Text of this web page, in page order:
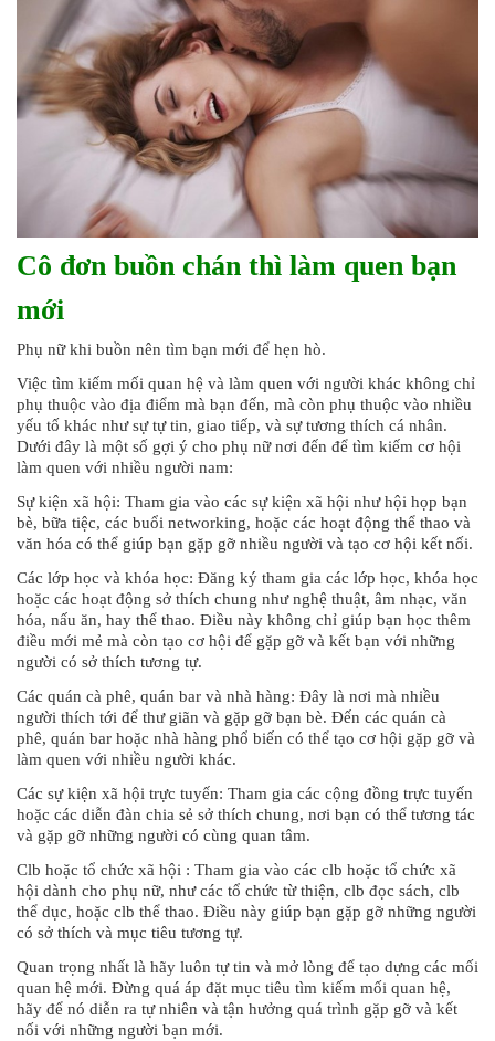
Cô đơn buồn chán thì làm quen bạn
mới
Phụ nữ khi buồn nên tìm bạn mới để hẹn hò.
Việc tìm kiếm mối quan hệ và làm quen với người khác không chỉ
phụ thuộc vào địa điểm mà bạn đến, mà còn phụ thuộc vào nhiều
yếu tố khác như sự tự tin, giao tiếp, và sự tương thích cá nhân.
Dưới đây là một số gợi ý cho phụ nữ nơi đến để tìm kiếm cơ hội
làm quen với nhiều người nam:
Sự kiện xã hội: Tham gia vào các sự kiện xã hội như hội họp bạn
bè, bữa tiệc, các buổi networking, hoặc các hoạt động thể thao và
văn hóa có thể giúp bạn gặp gỡ nhiều người và tạo cơ hội kết nối.
Các lớp học và khóa học: Đăng ký tham gia các lớp học, khóa học
hoặc các hoạt động sở thích chung như nghệ thuật, âm nhạc, văn
hóa, nấu ăn, hay thể thao. Điều này không chỉ giúp bạn học thêm
điều mới mẻ mà còn tạo cơ hội để gặp gỡ và kết bạn với những
người có sở thích tương tự.
Các quán cà phê, quán bar và nhà hàng: Đây là nơi mà nhiều
người thích tới để thư giãn và gặp gỡ bạn bè. Đến các quán cà
phê, quán bar hoặc nhà hàng phổ biến có thể tạo cơ hội gặp gỡ và
làm quen với nhiều người khác.
Các sự kiện xã hội trực tuyến: Tham gia các cộng đồng trực tuyến
hoặc các diễn đàn chia sẻ sở thích chung, nơi bạn có thể tương tác
và gặp gỡ những người có cùng quan tâm.
Clb hoặc tổ chức xã hội : Tham gia vào các clb hoặc tổ chức xã
hội dành cho phụ nữ, như các tổ chức từ thiện, clb đọc sách, clb
thể dục, hoặc clb thể thao. Điều này giúp bạn gặp gỡ những người
có sở thích và mục tiêu tương tự.
Quan trọng nhất là hãy luôn tự tin và mở lòng để tạo dựng các mối
quan hệ mới. Đừng quá áp đặt mục tiêu tìm kiếm mối quan hệ,
hãy để nó diễn ra tự nhiên và tận hưởng quá trình gặp gỡ và kết
nối với những người bạn mới.